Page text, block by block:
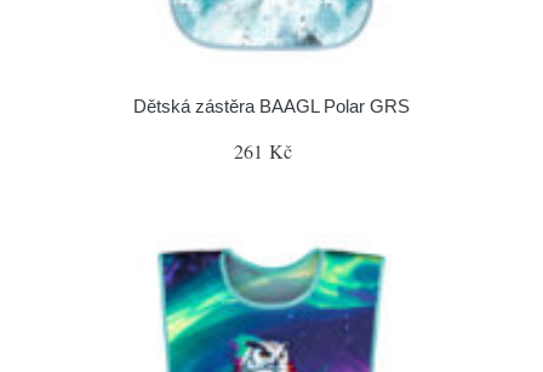
Dětská zástěra BAAGL Polar GRS
261 Kč